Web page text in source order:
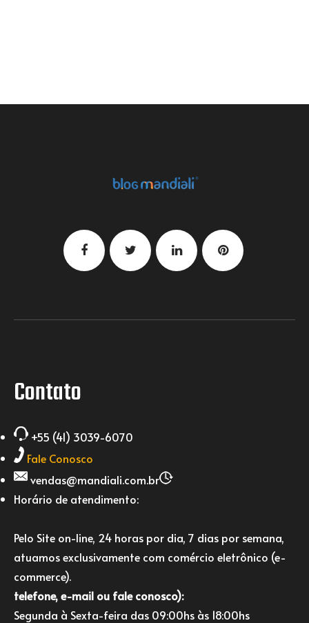
Contato
+55 (41) 3039-6070
Fale Conosco
vendas@mandiali.com.br
Horário de atendimento:
Pelo Site on-line, 24 horas por dia, 7 dias por semana,
atuamos exclusivamente com comércio eletrônico (e-
commerce).
telefone, e-mail ou fale conosco):
Segunda à Sexta-feira das 09:00hs às 18:00hs